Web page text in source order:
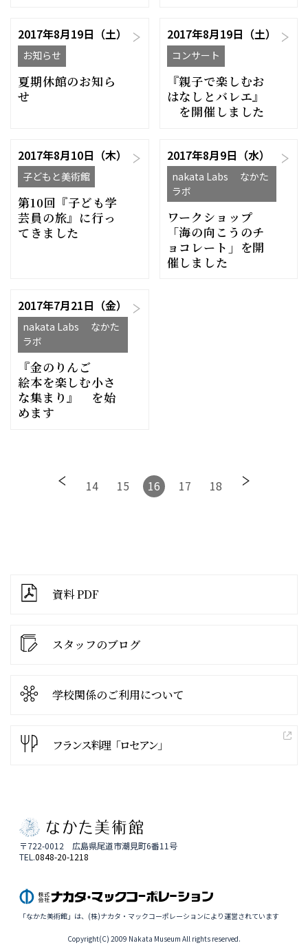
2017年8月19日（土）
お知らせ
夏期休館のお知ら
せ
2017年8月19日（土）
コンサート
『親子で楽しむお
はなしとバレエ』
を開催しました
2017年8月10日（木）
子どもと美術館
第10回『子ども学
芸員の旅』に行っ
てきました
2017年8月9日（水）
nakata Labs なかた
ラボ
ワークショップ
「海の向こうのチ
ョコレート」を開
催しました
2017年7月21日（金）
nakata Labs なかた
ラボ
『金のりんご
絵本を楽しむ小さ
な集まり』 を始
めます
14 15 16 17 18
資料 PDF
スタッフのブログ
学校関係のご利用について
フランス料理「ロセアン」
〒722-0012 広島県尾道市潮見町6番11号
TEL.0848-20-1218
「なかた美術館」は、(株)ナカタ・マックコーポレーションにより運営されています
Copyright(C) 2009 Nakata Museum All rights reserved.